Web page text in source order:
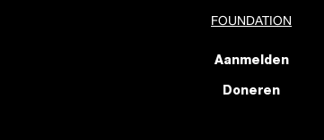
FOUNDATION
Aanmelden
Doneren